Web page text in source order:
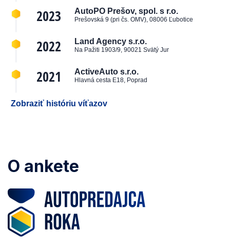
2023 AutoPO Prešov, spol. s r.o.
Prešovská 9 (pri čs. OMV), 08006 Ľubotice
2022 Land Agency s.r.o.
Na Pažiti 1903/9, 90021 Svätý Jur
2021 ActiveAuto s.r.o.
Hlavná cesta E18, Poprad
Zobraziť históriu víťazov
O ankete